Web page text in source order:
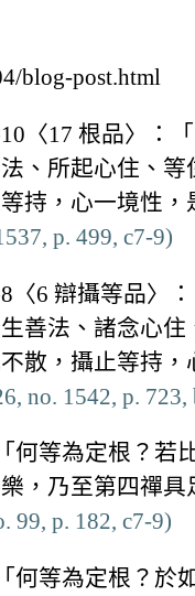
blog-post.html
〈17 根品〉：
、所起心住、等
持，心一境性，
p. 499, c7-9)
〈6 辯攝等品〉
善法、諸念心住
散，攝止等持，
no. 1542, p. 723,
何等為定根？若
，乃至第四禪具
99, p. 182, c7-9)
何等為定根？於